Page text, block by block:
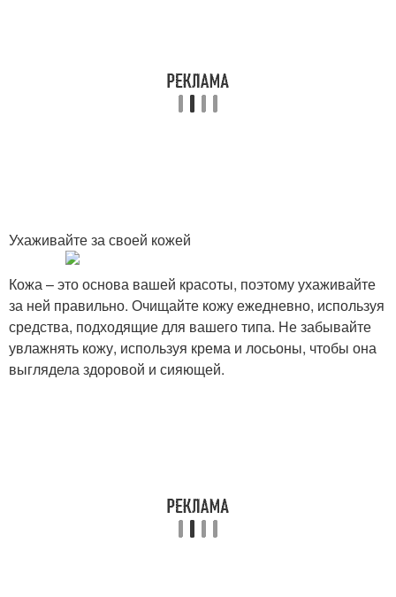
Ухаживайте за своей кожей
Кожа – это основа вашей красоты, поэтому ухаживайте
за ней правильно. Очищайте кожу ежедневно, используя
средства, подходящие для вашего типа. Не забывайте
увлажнять кожу, используя крема и лосьоны, чтобы она
выглядела здоровой и сияющей.